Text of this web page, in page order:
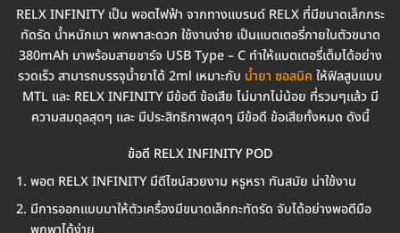
RELX INFINITY เป็น พอตไฟฟ้า จากทางแบรนด์ RELX ที่มีขนาดเล็กกระ
ทัดรัด น้ำหนักเบา พกพาสะดวก ใช้งานง่าย เป็นแบตเตอรี่ภายในตัวขนาด
380mAh มาพร้อมสายชาร์จ USB Type – C ทำให้แบตเตอรี่เต็มได้อย่าง
รวดเร็ว สามารถบรรจุน้ำยาได้ 2ml เหมาะกับ น้ำยา ซอลนิค ให้ฟิลสูบแบบ
MTL และ RELX INFINITY มีข้อดี ข้อเสีย ไม่มากไม่น้อย ที่รวมๆแล้ว มี
ความสมดุลสุดๆ และ มีประสิทธิภาพสุดๆ มีข้อดี ข้อเสียทั้งหมด ดังนี้
ข้อดี RELX INFINITY POD
พอต RELX INFINITY มีดีไซน์สวยงาม หรูหรา ทันสมัย น่าใช้งาน
มีการออกแบบมาให้ตัวเครื่องมีขนาดเล็กกะทัดรัด จับได้อย่างพอดีมือ